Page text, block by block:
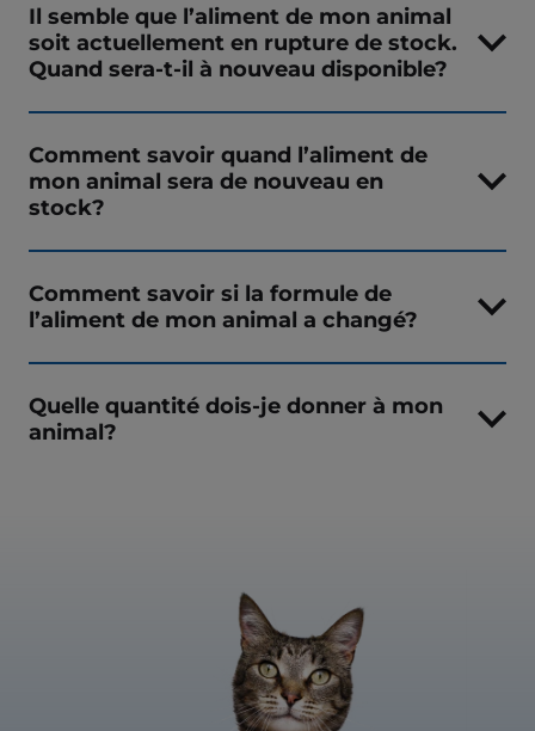
Il semble que l’aliment de mon animal
soit actuellement en rupture de stock.
Quand sera-t-il à nouveau disponible?
Comment savoir quand l’aliment de
mon animal sera de nouveau en
stock?
Comment savoir si la formule de
l’aliment de mon animal a changé?
Quelle quantité dois-je donner à mon
animal?